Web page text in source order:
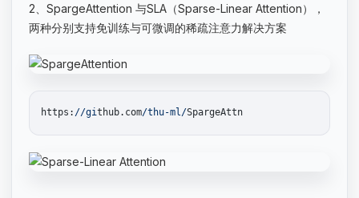
2、SpargeAttention 与SLA（Sparse-Linear Attention），
两种分别支持免训练与可微调的稀疏注意力解决方案
https: //github.com/thu-ml/